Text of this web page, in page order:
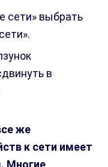
сети» выбрать
в
же
к сети имеет